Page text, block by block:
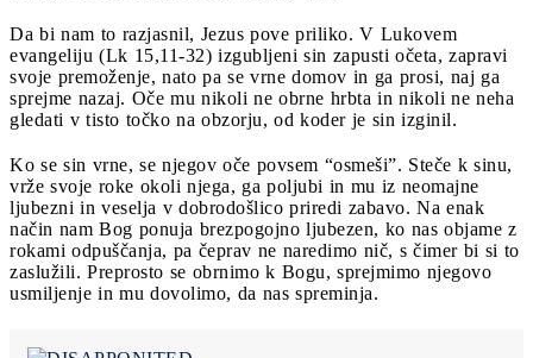
Da bi nam to razjasnil, Jezus pove priliko. V Lukovem
evangeliju (Lk 15,11-32) izgubljeni sin zapusti očeta, zapravi
svoje premoženje, nato pa se vrne domov in ga prosi, naj ga
sprejme nazaj. Oče mu nikoli ne obrne hrbta in nikoli ne neha
gledati v tisto točko na obzorju, od koder je sin izginil.
Ko se sin vrne, se njegov oče povsem “osmeši”. Steče k sinu,
vrže svoje roke okoli njega, ga poljubi in mu iz neomajne
ljubezni in veselja v dobrodošlico priredi zabavo. Na enak
način nam Bog ponuja brezpogojno ljubezen, ko nas objame z
rokami odpuščanja, pa čeprav ne naredimo nič, s čimer bi si to
zaslužili. Preprosto se obrnimo k Bogu, sprejmimo njegovo
usmiljenje in mu dovolimo, da nas spreminja.